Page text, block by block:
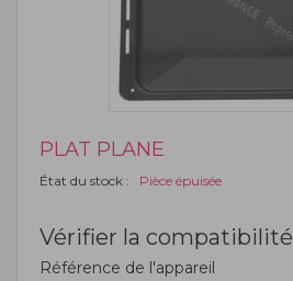
PLAT PLANE
État du stock : Pièce épuisée
Vérifier la compatibilité
Référence de l'appareil